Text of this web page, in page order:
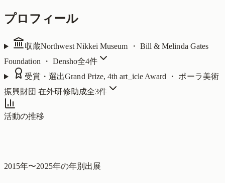
プロフィール
収蔵Northwest Nikkei Museum ・ Bill & Melinda Gates
Foundation ・ Densho全4件
受賞・選出Grand Prize, 4th art_icle Award ・ ポーラ美術
振興財団 在外研修助成全3件
活動の推移
2015年〜2025年の年別出展